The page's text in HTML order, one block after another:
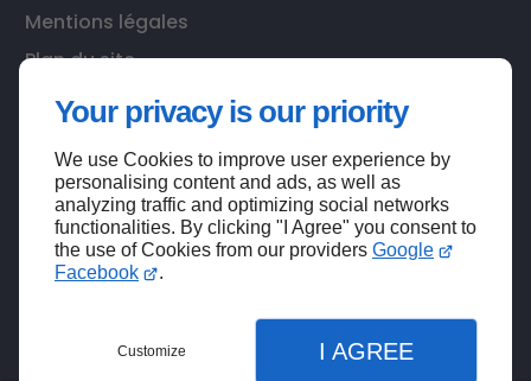
Your privacy is our priority
We use Cookies to improve user experience by
personalising content and ads, as well as
analyzing traffic and optimizing social networks
functionalities. By clicking "I Agree" you consent to
the use of Cookies from our providers Google
Facebook
.
Customize I AGREE
Mentions légales
Plan du site
Haut de page